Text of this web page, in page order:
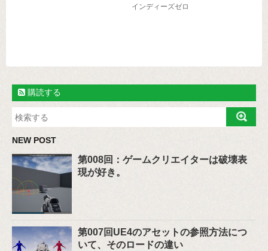
インディーズゼロ
購読する
NEW POST
第008回：ゲームクリエイターは破壊表
現が好き。
第007回UE4のアセットの参照方法につ
いて、そのロードの違い